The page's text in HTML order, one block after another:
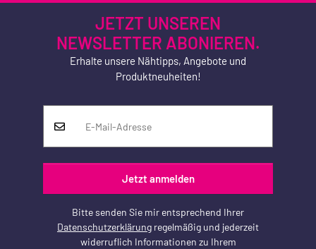
JETZT UNSEREN
NEWSLETTER ABONIEREN.
Erhalte unsere Nähtipps, Angebote und
Produktneuheiten!
Jetzt anmelden
Bitte senden Sie mir entsprechend Ihrer
Datenschutzerklärung regelmäßig und jederzeit
widerruflich Informationen zu Ihrem